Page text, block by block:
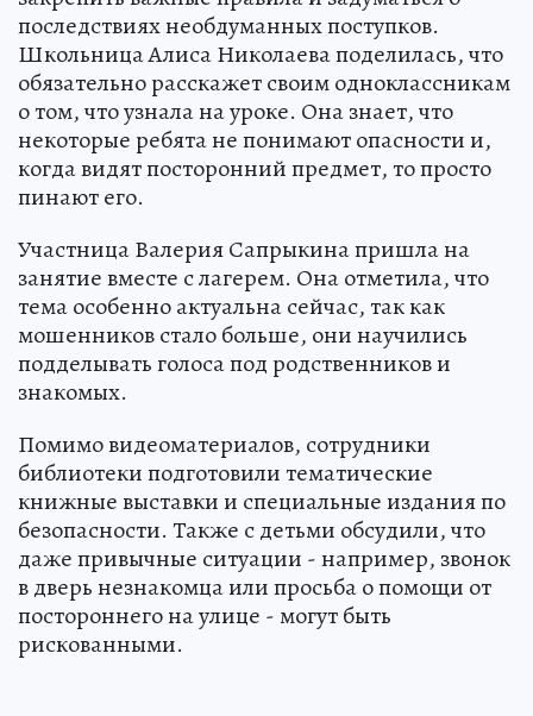
последствиях необдуманных поступков.
Школьница Алиса Николаева поделилась, что
обязательно расскажет своим одноклассникам
о том, что узнала на уроке. Она знает, что
некоторые ребята не понимают опасности и,
когда видят посторонний предмет, то просто
пинают его.
Участница Валерия Сапрыкина пришла на
занятие вместе с лагерем. Она отметила, что
тема особенно актуальна сейчас, так как
мошенников стало больше, они научились
подделывать голоса под родственников и
знакомых.
Помимо видеоматериалов, сотрудники
библиотеки подготовили тематические
книжные выставки и специальные издания по
безопасности. Также с детьми обсудили, что
даже привычные ситуации - например, звонок
в дверь незнакомца или просьба о помощи от
постороннего на улице - могут быть
рискованными.